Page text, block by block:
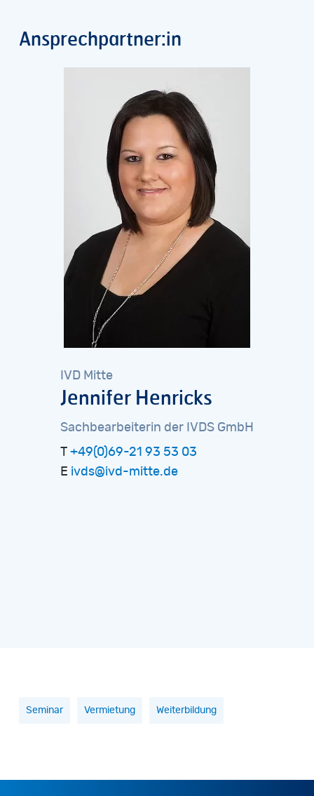
Ansprechpartner:in
IVD Mitte
Jennifer Henricks
Sachbearbeiterin der IVDS GmbH
T +49(0)69-21 93 53 03
E ivds@ivd-mitte.de
Seminar Vermietung Weiterbildung